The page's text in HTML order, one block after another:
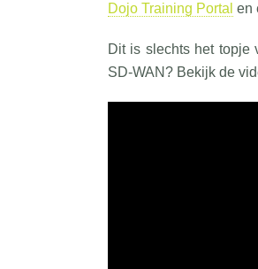
Dojo Training Portal en
Dit is slechts het topje
SD-WAN? Bekijk de